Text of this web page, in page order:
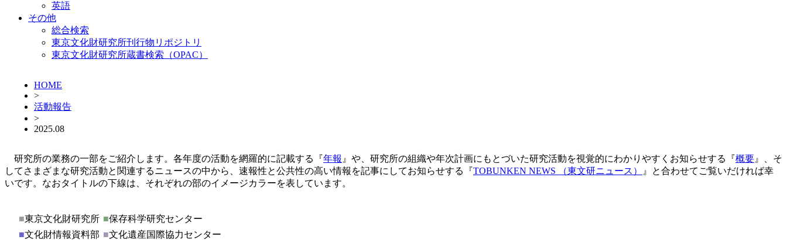
英語
その他
総合検索
東京文化財研究所刊行物リポジトリ
東京文化財研究所蔵書検索（OPAC）
HOME
>
活動報告
>
2025.08
研究所の業務の一部をご紹介します。各年度の活動を網羅的に記載する『年報 』や、研究所の組織や年次計画にもとづいた研究活動を視覚的にわかりやすくお知らせする『概要 』、そ
してさまざまな研究活動と関連するニュースの中から、速報性と公共性の高い情報を記事にしてお知らせする『
TOBUNKEN NEWS （東文研ニュース）
』と合わせてご覧いだければ幸
いです。なおタイトルの下線は、それぞれの部のイメージカラーを表しています。
■東京文化財研究所 ■保存科学研究センター
■文化財情報資料部 ■文化遺産国際協力センター